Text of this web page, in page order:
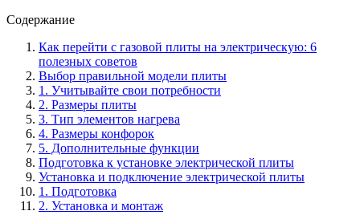
Содержание
Как перейти с газовой плиты на электрическую: 6
полезных советов
Выбор правильной модели плиты
1. Учитывайте свои потребности
2. Размеры плиты
3. Тип элементов нагрева
4. Размеры конфорок
5. Дополнительные функции
Подготовка к установке электрической плиты
Установка и подключение электрической плиты
1. Подготовка
2. Установка и монтаж